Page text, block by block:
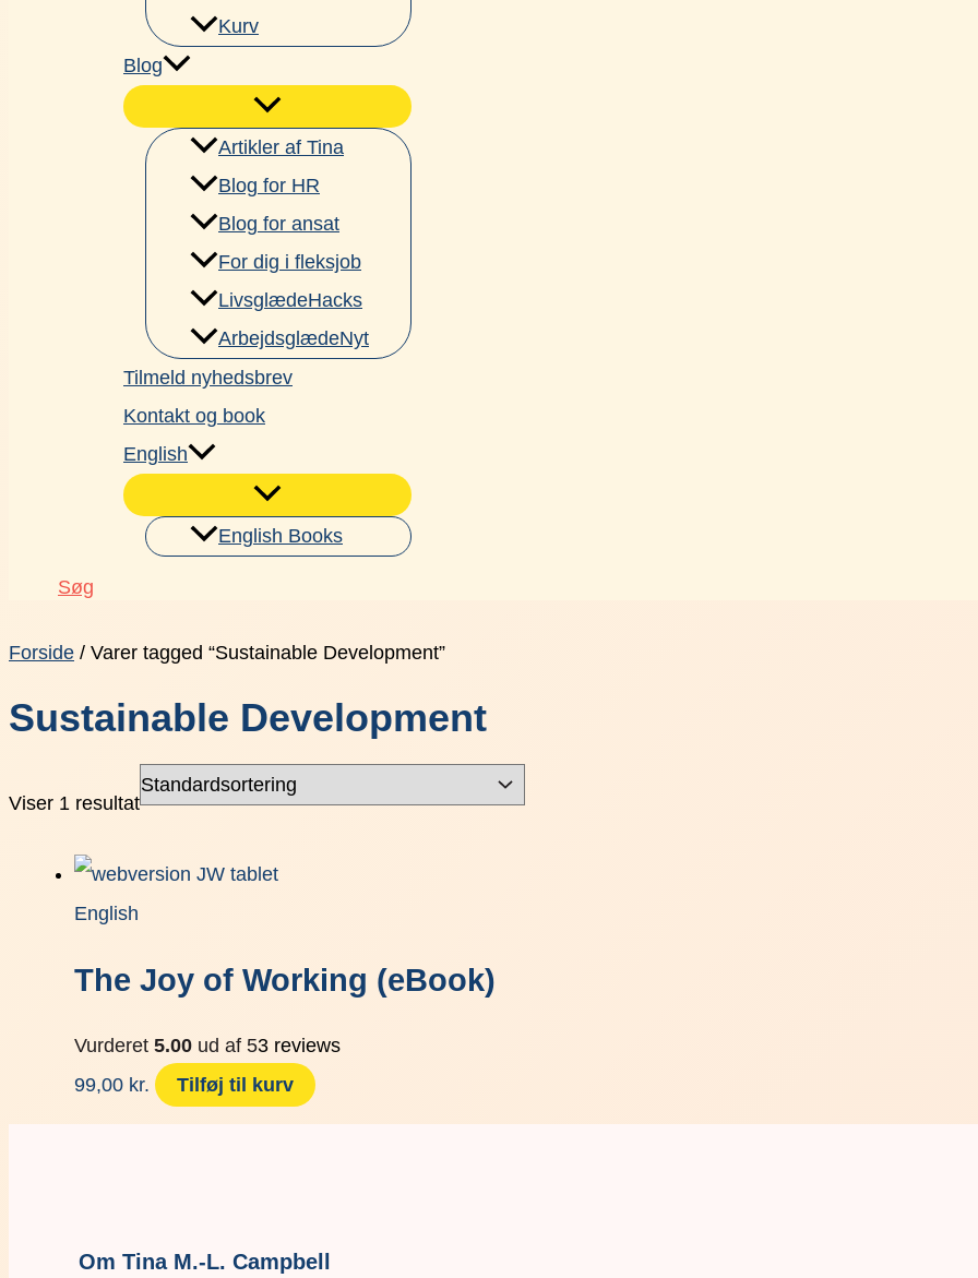
Kurv
Blog
Artikler af Tina
Blog for HR
Blog for ansat
For dig i fleksjob
LivsglædeHacks
ArbejdsglædeNyt
Tilmeld nyhedsbrev
Kontakt og book
English
English Books
Søg
Forside / Varer tagged “Sustainable Development”
Sustainable Development
Viser 1 resultat
English
The Joy of Working (eBook)
Vurderet 5.00 ud af 53 reviews
99,00 kr. Tilføj til kurv
Om Tina M.-L. Campbell